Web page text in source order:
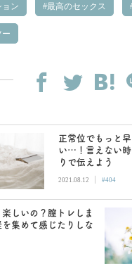
ン 最高のセックス
正常位でもっと
い…！言えない時
りで伝えよう
2021.08.12 | #404
しいの？膣トレしま
を集めて感じたりしな